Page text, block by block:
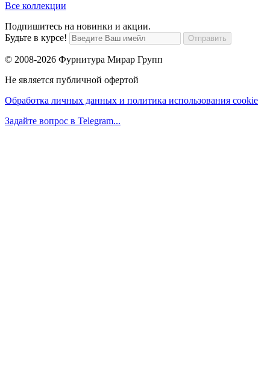
Все коллекции
Подпишитесь на новинки и акции.
Будьте в курсе!
© 2008-2026 Фурнитура Мирар Групп
Не является публичной офертой
Обработка личных данных и политика использования cookie
Задайте вопрос в Telegram...